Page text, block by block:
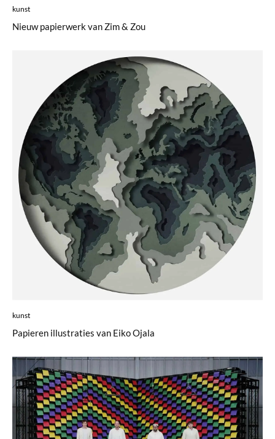
kunst
Nieuw papierwerk van Zim & Zou
kunst
Papieren illustraties van Eiko Ojala